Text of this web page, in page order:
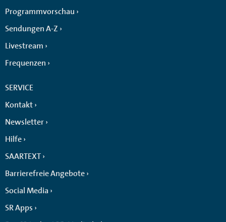
Programmvorschau
Sendungen A-Z
Livestream
Frequenzen
SERVICE
Kontakt
Newsletter
Hilfe
SAARTEXT
Barrierefreie Angebote
Social Media
SR Apps